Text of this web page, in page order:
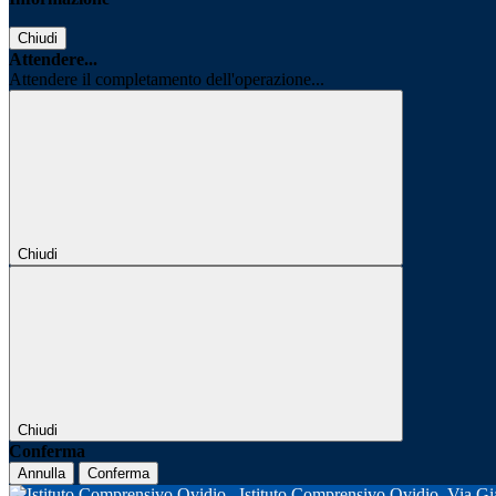
Chiudi
Attendere...
Attendere il completamento dell'operazione...
Chiudi
Chiudi
Conferma
Annulla Conferma